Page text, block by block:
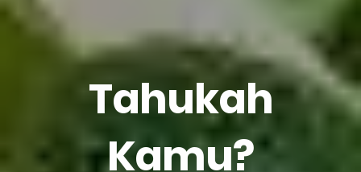
Tahukah
Kamu?